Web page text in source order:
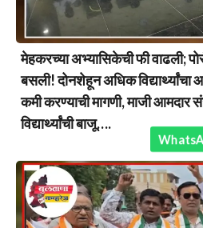
मेहकरच्या अभ्यासिकेची फी वाढली;
बसली! दोनशेहून अधिक
कमी करण्याची मागणी, माजी
विद्यार्थ्यांची बाजू….